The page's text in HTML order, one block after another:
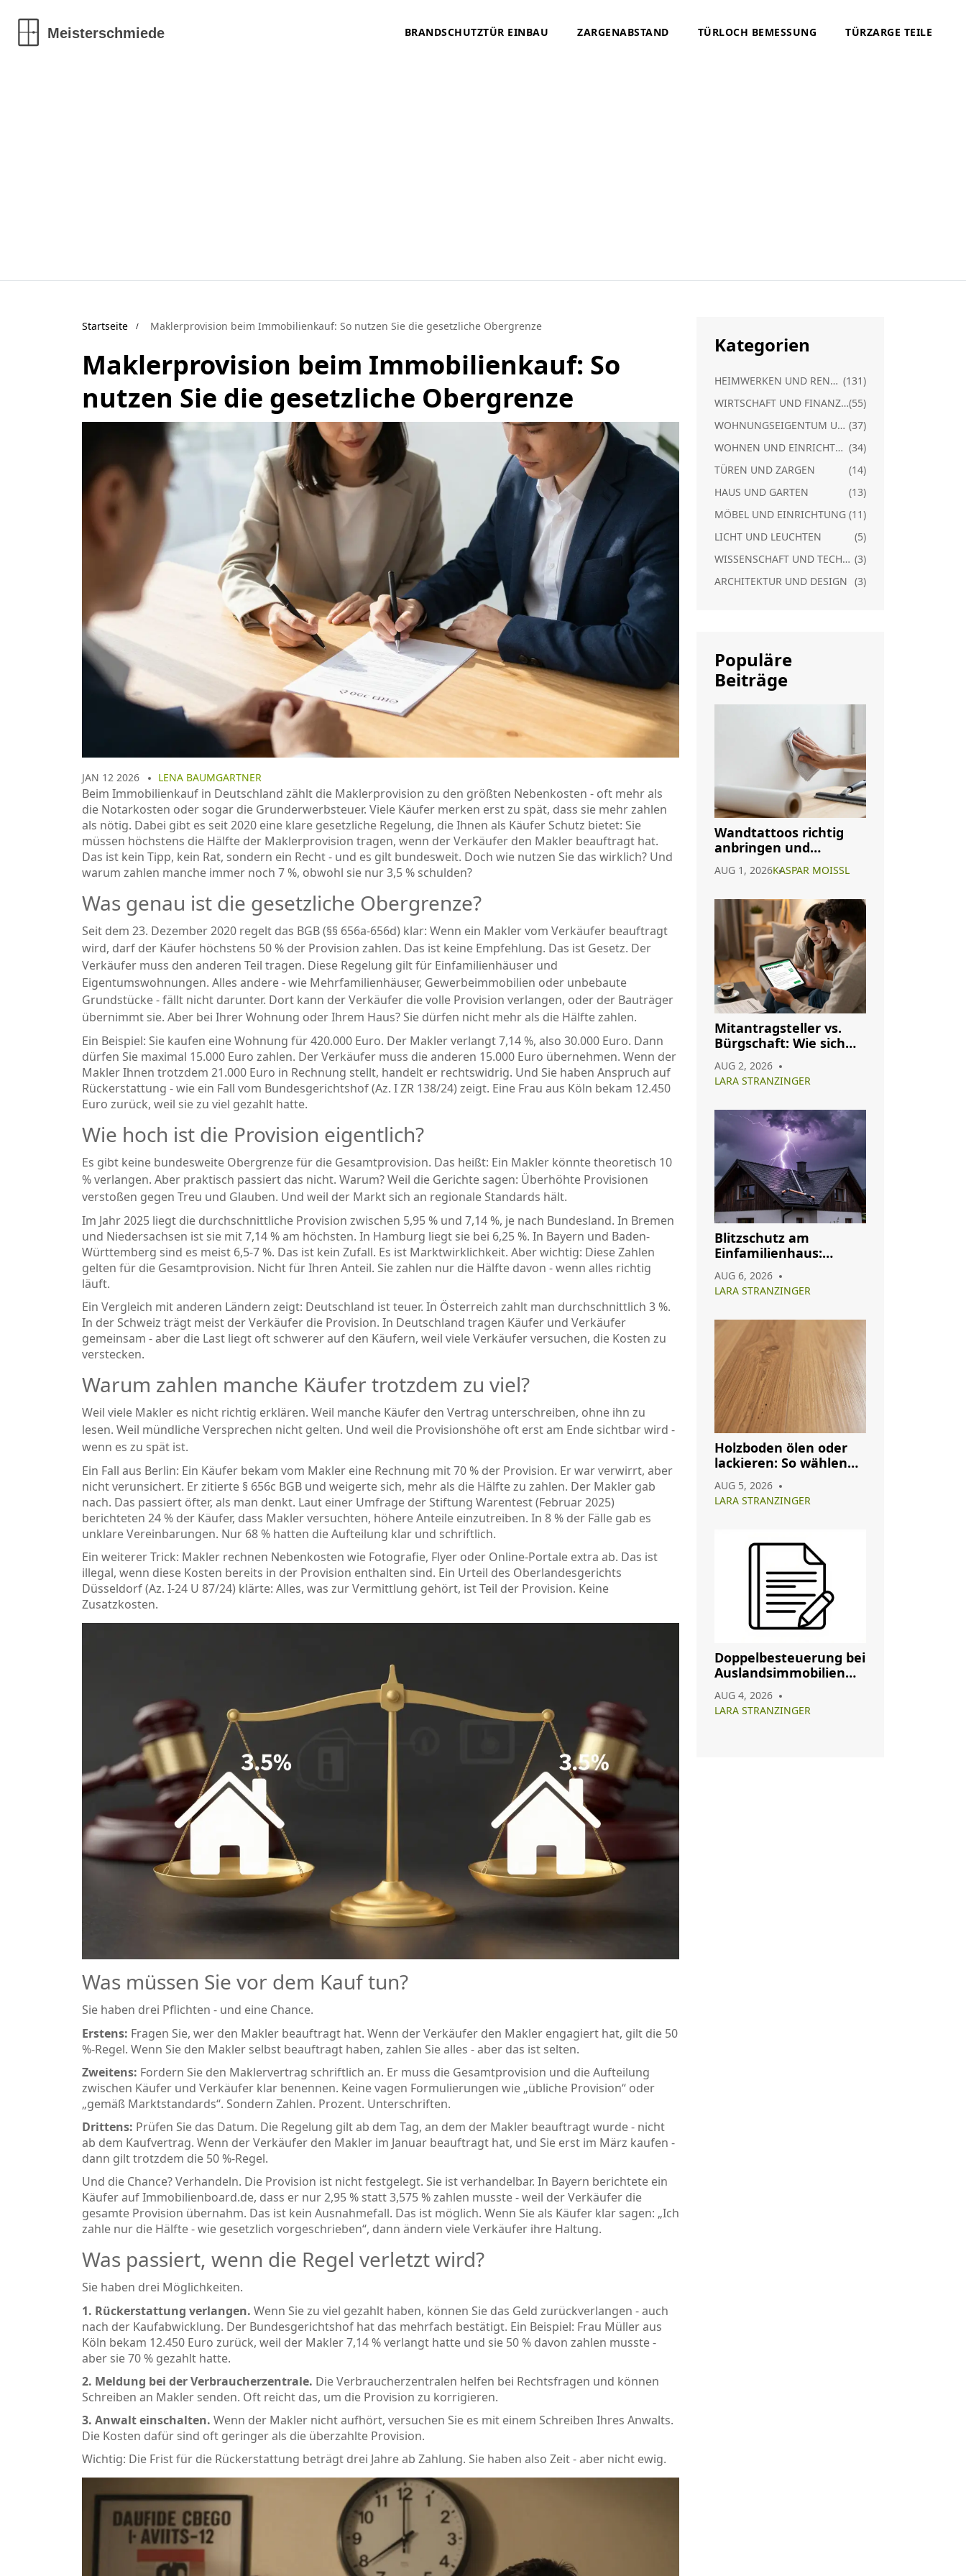
BRANDSCHUTZTÜR EINBAU ZARGENABSTAND TÜRLOCH BEMESSUNG TÜRZARGE TEILE
Startseite Maklerprovision beim Immobilienkauf: So nutzen Sie die gesetzliche Obergrenze
Maklerprovision beim Immobilienkauf: So
nutzen Sie die gesetzliche Obergrenze
JAN 12 2026 LENA BAUMGARTNER
Beim Immobilienkauf in Deutschland zählt die Maklerprovision zu den größten Nebenkosten - oft mehr als
die Notarkosten oder sogar die Grunderwerbsteuer. Viele Käufer merken erst zu spät, dass sie mehr zahlen
als nötig. Dabei gibt es seit 2020 eine klare gesetzliche Regelung, die Ihnen als Käufer Schutz bietet: Sie
müssen höchstens die Hälfte der Maklerprovision tragen, wenn der Verkäufer den Makler beauftragt hat.
Das ist kein Tipp, kein Rat, sondern ein Recht - und es gilt bundesweit. Doch wie nutzen Sie das wirklich? Und
warum zahlen manche immer noch 7 %, obwohl sie nur 3,5 % schulden?
Was genau ist die gesetzliche Obergrenze?
Seit dem 23. Dezember 2020 regelt das BGB (§§ 656a-656d) klar: Wenn ein Makler vom Verkäufer beauftragt
wird, darf der Käufer höchstens 50 % der Provision zahlen. Das ist keine Empfehlung. Das ist Gesetz. Der
Verkäufer muss den anderen Teil tragen. Diese Regelung gilt für Einfamilienhäuser und
Eigentumswohnungen. Alles andere - wie Mehrfamilienhäuser, Gewerbeimmobilien oder unbebaute
Grundstücke - fällt nicht darunter. Dort kann der Verkäufer die volle Provision verlangen, oder der Bauträger
übernimmt sie. Aber bei Ihrer Wohnung oder Ihrem Haus? Sie dürfen nicht mehr als die Hälfte zahlen.
Ein Beispiel: Sie kaufen eine Wohnung für 420.000 Euro. Der Makler verlangt 7,14 %, also 30.000 Euro. Dann
dürfen Sie maximal 15.000 Euro zahlen. Der Verkäufer muss die anderen 15.000 Euro übernehmen. Wenn der
Makler Ihnen trotzdem 21.000 Euro in Rechnung stellt, handelt er rechtswidrig. Und Sie haben Anspruch auf
Rückerstattung - wie ein Fall vom Bundesgerichtshof (Az. I ZR 138/24) zeigt. Eine Frau aus Köln bekam 12.450
Euro zurück, weil sie zu viel gezahlt hatte.
Wie hoch ist die Provision eigentlich?
Es gibt keine bundesweite Obergrenze für die Gesamtprovision. Das heißt: Ein Makler könnte theoretisch 10
% verlangen. Aber praktisch passiert das nicht. Warum? Weil die Gerichte sagen: Überhöhte Provisionen
verstoßen gegen Treu und Glauben. Und weil der Markt sich an regionale Standards hält.
Im Jahr 2025 liegt die durchschnittliche Provision zwischen 5,95 % und 7,14 %, je nach Bundesland. In Bremen
und Niedersachsen ist sie mit 7,14 % am höchsten. In Hamburg liegt sie bei 6,25 %. In Bayern und Baden-
Württemberg sind es meist 6,5-7 %. Das ist kein Zufall. Es ist Marktwirklichkeit. Aber wichtig: Diese Zahlen
gelten für die Gesamtprovision. Nicht für Ihren Anteil. Sie zahlen nur die Hälfte davon - wenn alles richtig
läuft.
Ein Vergleich mit anderen Ländern zeigt: Deutschland ist teuer. In Österreich zahlt man durchschnittlich 3 %.
In der Schweiz trägt meist der Verkäufer die Provision. In Deutschland tragen Käufer und Verkäufer
gemeinsam - aber die Last liegt oft schwerer auf den Käufern, weil viele Verkäufer versuchen, die Kosten zu
verstecken.
Warum zahlen manche Käufer trotzdem zu viel?
Weil viele Makler es nicht richtig erklären. Weil manche Käufer den Vertrag unterschreiben, ohne ihn zu
lesen. Weil mündliche Versprechen nicht gelten. Und weil die Provisionshöhe oft erst am Ende sichtbar wird -
wenn es zu spät ist.
Ein Fall aus Berlin: Ein Käufer bekam vom Makler eine Rechnung mit 70 % der Provision. Er war verwirrt, aber
nicht verunsichert. Er zitierte § 656c BGB und weigerte sich, mehr als die Hälfte zu zahlen. Der Makler gab
nach. Das passiert öfter, als man denkt. Laut einer Umfrage der Stiftung Warentest (Februar 2025)
berichteten 24 % der Käufer, dass Makler versuchten, höhere Anteile einzutreiben. In 8 % der Fälle gab es
unklare Vereinbarungen. Nur 68 % hatten die Aufteilung klar und schriftlich.
Ein weiterer Trick: Makler rechnen Nebenkosten wie Fotografie, Flyer oder Online-Portale extra ab. Das ist
illegal, wenn diese Kosten bereits in der Provision enthalten sind. Ein Urteil des Oberlandesgerichts
Düsseldorf (Az. I-24 U 87/24) klärte: Alles, was zur Vermittlung gehört, ist Teil der Provision. Keine
Zusatzkosten.
Was müssen Sie vor dem Kauf tun?
Sie haben drei Pflichten - und eine Chance.
Erstens: Fragen Sie, wer den Makler beauftragt hat. Wenn der Verkäufer den Makler engagiert hat, gilt die 50
%-Regel. Wenn Sie den Makler selbst beauftragt haben, zahlen Sie alles - aber das ist selten.
Zweitens: Fordern Sie den Maklervertrag schriftlich an. Er muss die Gesamtprovision und die Aufteilung
zwischen Käufer und Verkäufer klar benennen. Keine vagen Formulierungen wie „übliche Provision“ oder
„gemäß Marktstandards“. Sondern Zahlen. Prozent. Unterschriften.
Drittens: Prüfen Sie das Datum. Die Regelung gilt ab dem Tag, an dem der Makler beauftragt wurde - nicht
ab dem Kaufvertrag. Wenn der Verkäufer den Makler im Januar beauftragt hat, und Sie erst im März kaufen -
dann gilt trotzdem die 50 %-Regel.
Und die Chance? Verhandeln. Die Provision ist nicht festgelegt. Sie ist verhandelbar. In Bayern berichtete ein
Käufer auf Immobilienboard.de, dass er nur 2,95 % statt 3,575 % zahlen musste - weil der Verkäufer die
gesamte Provision übernahm. Das ist kein Ausnahmefall. Das ist möglich. Wenn Sie als Käufer klar sagen: „Ich
zahle nur die Hälfte - wie gesetzlich vorgeschrieben“, dann ändern viele Verkäufer ihre Haltung.
Was passiert, wenn die Regel verletzt wird?
Sie haben drei Möglichkeiten.
1. Rückerstattung verlangen. Wenn Sie zu viel gezahlt haben, können Sie das Geld zurückverlangen - auch
nach der Kaufabwicklung. Der Bundesgerichtshof hat das mehrfach bestätigt. Ein Beispiel: Frau Müller aus
Köln bekam 12.450 Euro zurück, weil der Makler 7,14 % verlangt hatte und sie 50 % davon zahlen musste -
aber sie 70 % gezahlt hatte.
2. Meldung bei der Verbraucherzentrale. Die Verbraucherzentralen helfen bei Rechtsfragen und können
Schreiben an Makler senden. Oft reicht das, um die Provision zu korrigieren.
3. Anwalt einschalten. Wenn der Makler nicht aufhört, versuchen Sie es mit einem Schreiben Ihres Anwalts.
Die Kosten dafür sind oft geringer als die überzahlte Provision.
Wichtig: Die Frist für die Rückerstattung beträgt drei Jahre ab Zahlung. Sie haben also Zeit - aber nicht ewig.
Kategorien
HEIMWERKEN UND RENOVIERUNG (131)
WIRTSCHAFT UND FINANZEN(55)
WOHNUNGSEIGENTUM UND RECHT (37)
WOHNEN UND EINRICHTUNG (34)
TÜREN UND ZARGEN
(14)
HAUS UND GARTEN
(13)
MÖBEL UND EINRICHTUNG (11)
LICHT UND LEUCHTEN
(5)
WISSENSCHAFT UND TECHNIK (3)
ARCHITEKTUR UND DESIGN (3)
Populäre
Beiträge
Wandtattoos richtig
anbringen und
entfernen: Die sichere
Anleitung
AUG 1, 2026KASPAR MOISSL
Mitantragsteller vs.
Bürgschaft: Wie sich
Immobilienkredits
ändern
AUG 2, 2026
LARA STRANZINGER
Blitzschutz am
Einfamilienhaus:
Wartung im Überblick
AUG 6, 2026
LARA STRANZINGER
Holzboden ölen oder
lackieren: So wählen
Sie das richtige
Oberflächenfinish
AUG 5, 2026
LARA STRANZINGER
Doppelbesteuerung bei
Auslandsimmobilien
vermeiden: So nutzen
Sie Abkommen richtig
AUG 4, 2026
LARA STRANZINGER